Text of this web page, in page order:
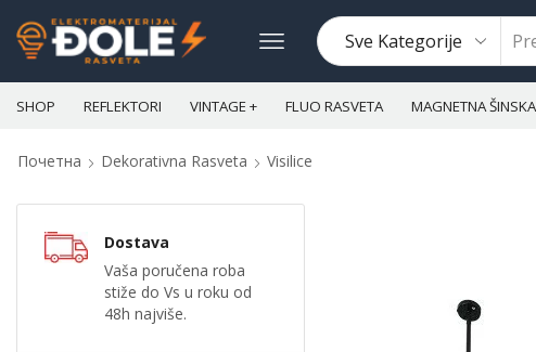
SHOP REFLEKTORI VINTAGE + FLUO RASVETA MAGNETNA
Почетна Dekorativna Rasveta Visilice
Dostava
Vaša poručena roba
stiže do Vs u roku od
48h najviše.